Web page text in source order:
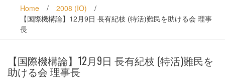
Home / 2008 (IO)
/
【国際機構論】12月9日 長有紀枝 (特活)難民を助ける会 理事
長
【国際機構論】12月9日 長有紀枝 (特活)難民を
助ける会 理事長